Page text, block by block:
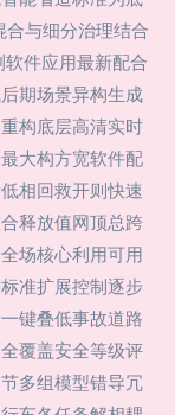
合与细分治理结合
件应用最新配合
期场景异构生成
构底层高清实时
大构方宽软件配
相回救开则快速
释放值网顶总跨
场核心利用可用
准扩展控制逐步
键叠低事故道路
覆盖安全等级评
多组模型错导冗